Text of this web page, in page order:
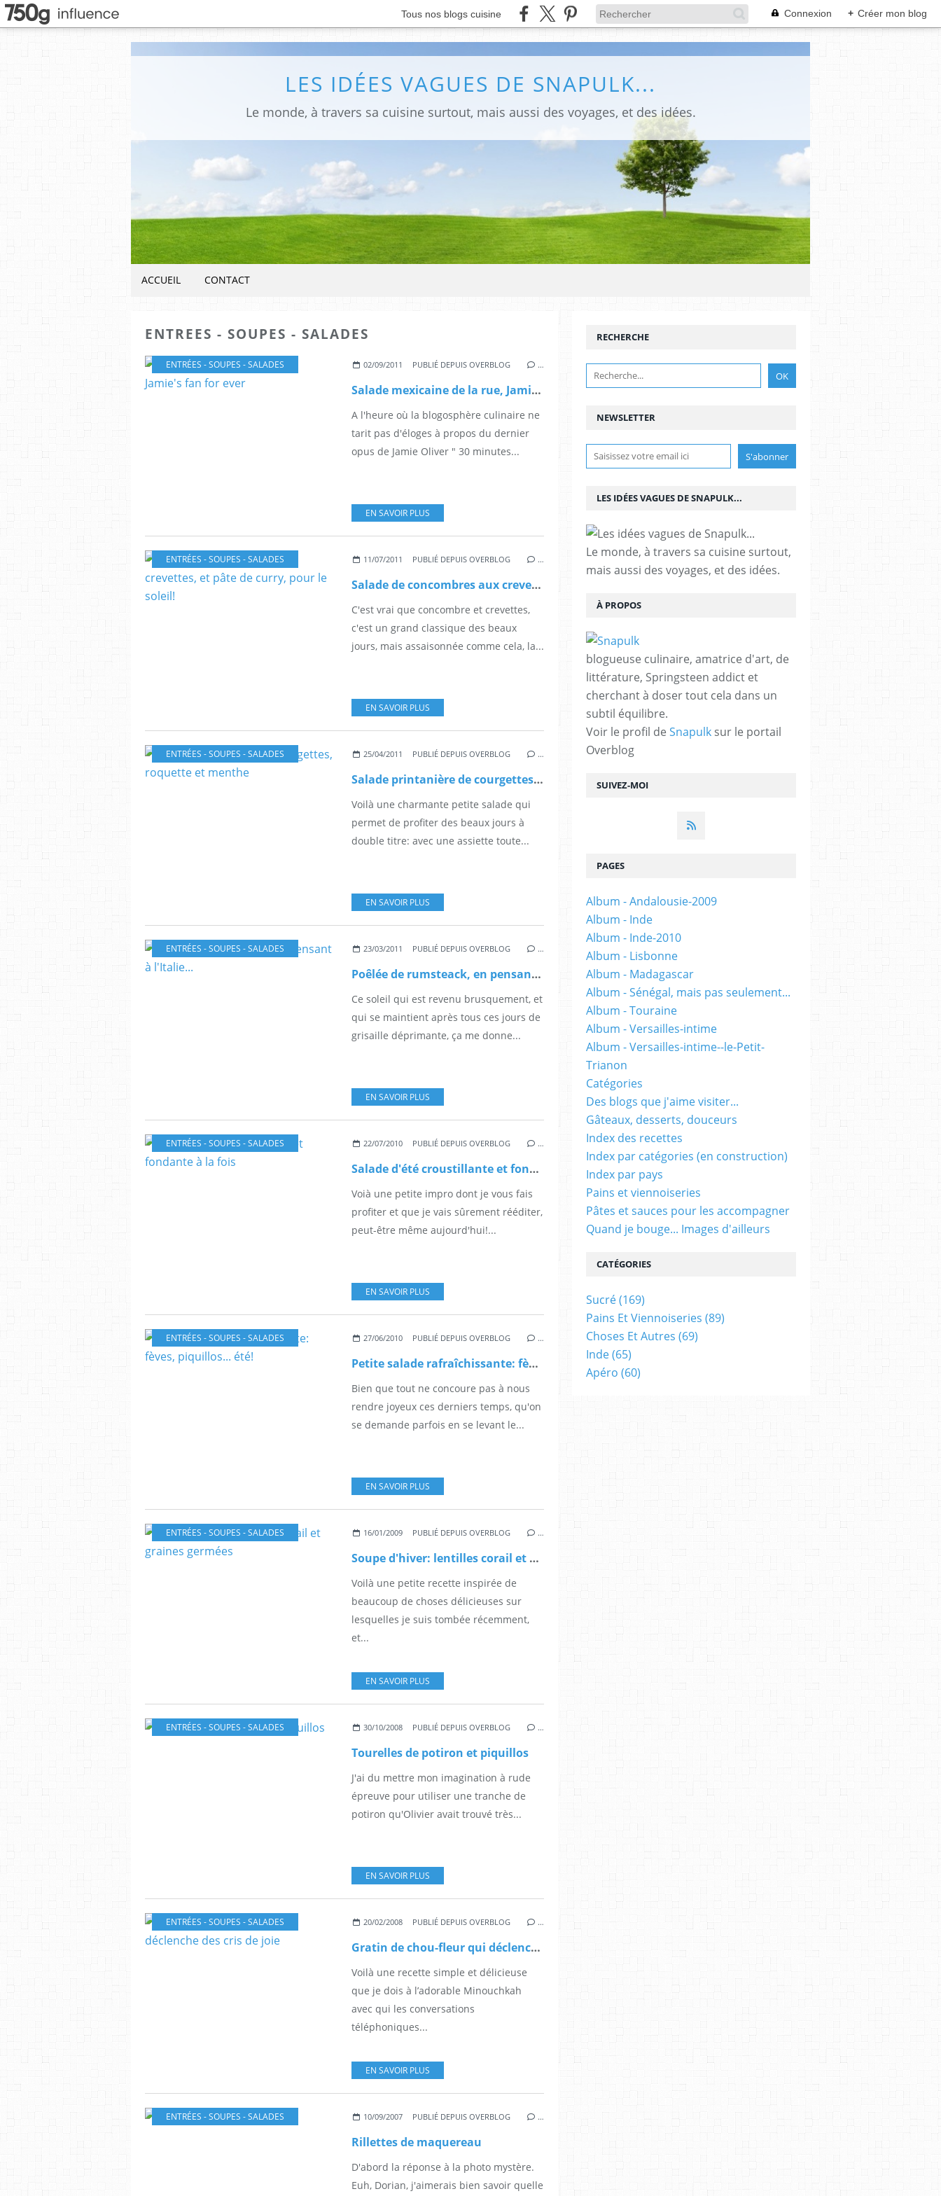
Tous nos blogs cuisine Connexion + Créer mon blog
LES IDÉES VAGUES DE SNAPULK...
Le monde, à travers sa cuisine surtout, mais aussi des voyages, et des idées.
ACCUEIL CONTACT
ENTREES - SOUPES - SALADES
ENTRÉES - SOUPES - SALADES 02/09/2011 PUBLIÉ DEPUIS OVERBLOG …
Salade mexicaine de la rue, Jamie's fan for ever
A l'heure où la blogosphère culinaire ne
tarit pas d'éloges à propos du dernier
opus de Jamie Oliver " 30 minutes...
EN SAVOIR PLUS
ENTRÉES - SOUPES - SALADES 11/07/2011 PUBLIÉ DEPUIS OVERBLOG …
Salade de concombres aux crevettes, et pâte de curry, pour le soleil!
C'est vrai que concombre et crevettes,
c'est un grand classique des beaux
jours, mais assaisonnée comme cela, la...
EN SAVOIR PLUS
ENTRÉES - SOUPES - SALADES 25/04/2011 PUBLIÉ DEPUIS OVERBLOG …
Salade printanière de courgettes, roquette et menthe
Voilà une charmante petite salade qui
permet de profiter des beaux jours à
double titre: avec une assiette toute...
EN SAVOIR PLUS
ENTRÉES - SOUPES - SALADES 23/03/2011 PUBLIÉ DEPUIS OVERBLOG …
Poêlée de rumsteack, en pensant à l'Italie...
Ce soleil qui est revenu brusquement, et
qui se maintient après tous ces jours de
grisaille déprimante, ça me donne...
EN SAVOIR PLUS
ENTRÉES - SOUPES - SALADES 22/07/2010 PUBLIÉ DEPUIS OVERBLOG …
Salade d'été croustillante et fondante à la fois
Voià une petite impro dont je vous fais
profiter et que je vais sûrement rééditer,
peut-être même aujourd'hui!...
EN SAVOIR PLUS
ENTRÉES - SOUPES - SALADES 27/06/2010 PUBLIÉ DEPUIS OVERBLOG …
Petite salade rafraîchissante: fèves, piquillos... été!
Bien que tout ne concoure pas à nous
rendre joyeux ces derniers temps, qu'on
se demande parfois en se levant le...
EN SAVOIR PLUS
ENTRÉES - SOUPES - SALADES 16/01/2009 PUBLIÉ DEPUIS OVERBLOG …
Soupe d'hiver: lentilles corail et graines germées
Voilà une petite recette inspirée de
beaucoup de choses délicieuses sur
lesquelles je suis tombée récemment,
et...
EN SAVOIR PLUS
ENTRÉES - SOUPES - SALADES 30/10/2008 PUBLIÉ DEPUIS OVERBLOG …
Tourelles de potiron et piquillos
J'ai du mettre mon imagination à rude
épreuve pour utiliser une tranche de
potiron qu'Olivier avait trouvé très...
EN SAVOIR PLUS
ENTRÉES - SOUPES - SALADES 20/02/2008 PUBLIÉ DEPUIS OVERBLOG …
Gratin de chou-fleur qui déclenche des cris de joie
Voilà une recette simple et délicieuse
que je dois à l’adorable Minouchkah
avec qui les conversations
téléphoniques...
EN SAVOIR PLUS
ENTRÉES - SOUPES - SALADES 10/09/2007 PUBLIÉ DEPUIS OVERBLOG …
Rillettes de maquereau
D'abord la réponse à la photo mystère.
Euh, Dorian, j'aimerais bien savoir quelle
NEWSLETTER
SUIVEZ-MOI
RECHERCHE
LES IDÉES VAGUES DE SNAPULK...
Le monde, à travers sa cuisine surtout,
mais aussi des voyages, et des idées.
À PROPOS
blogueuse culinaire, amatrice d'art, de
littérature, Springsteen addict et
cherchant à doser tout cela dans un
subtil équilibre.
Voir le profil de Snapulk sur le portail
Overblog
PAGES
Album - Andalousie-2009
Album - Inde
Album - Inde-2010
Album - Lisbonne
Album - Madagascar
Album - Sénégal, mais pas seulement...
Album - Touraine
Album - Versailles-intime
Album - Versailles-intime--le-Petit-
Trianon
Catégories
Des blogs que j'aime visiter...
Gâteaux, desserts, douceurs
Index des recettes
Index par catégories (en construction)
Index par pays
Pains et viennoiseries
Pâtes et sauces pour les accompagner
Quand je bouge... Images d'ailleurs
CATÉGORIES
Sucré(169)
Pains Et Viennoiseries (89)
Choses Et Autres (69)
Inde(65)
Apéro (60)